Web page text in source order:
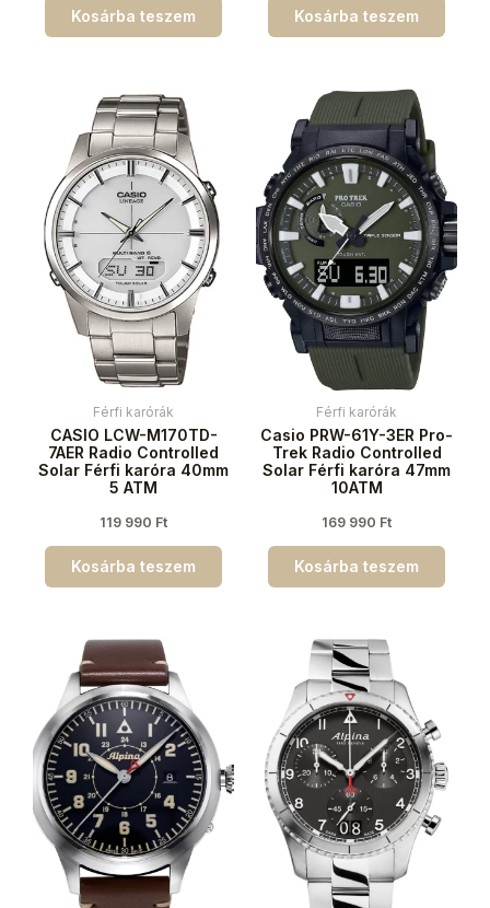
Kosárba teszem Kosárba teszem
Férfi karórák
CASIO LCW-M170TD-
7AER Radio Controlled
Solar Férfi karóra 40mm
5 ATM
119 990 Ft
Kosárba teszem
Férfi karórák
Casio PRW-61Y-3ER Pro-
Trek Radio Controlled
Solar Férfi karóra 47mm
10ATM
169 990 Ft
Kosárba teszem